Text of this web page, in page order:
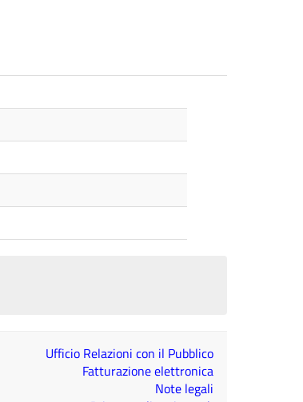
Ufficio Relazioni con il Pubblico
Fatturazione elettronica
Note legali